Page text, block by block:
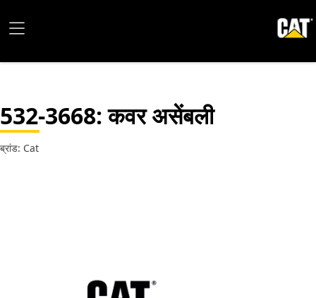
532-3668: कवर असेंबली
ब्रांड: Cat